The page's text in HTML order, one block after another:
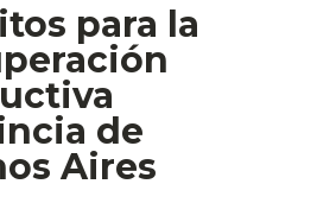
para la
de
Aires